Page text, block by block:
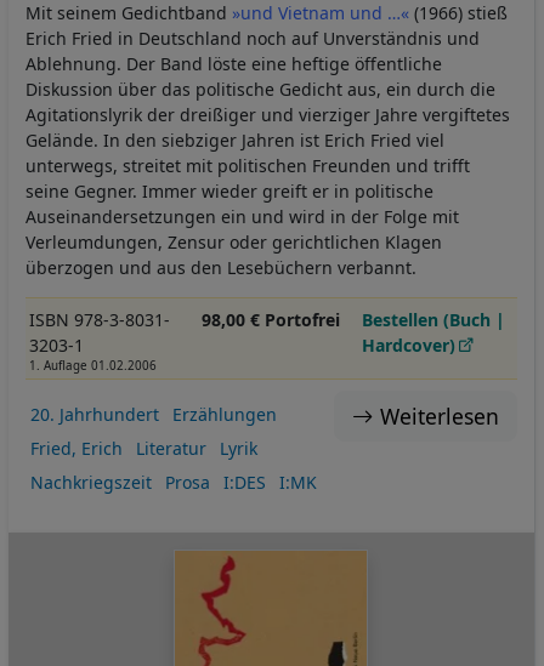
Mit seinem Gedichtband »und Vietnam und …« (1966) stieß
Erich Fried in Deutschland noch auf Unverständnis und
Ablehnung. Der Band löste eine heftige öffentliche
Diskussion über das politische Gedicht aus, ein durch die
Agitationslyrik der dreißiger und vierziger Jahre vergiftetes
Gelände. In den siebziger Jahren ist Erich Fried viel
unterwegs, streitet mit politischen Freunden und trifft
seine Gegner. Immer wieder greift er in politische
Auseinandersetzungen ein und wird in der Folge mit
Verleumdungen, Zensur oder gerichtlichen Klagen
überzogen und aus den Lesebüchern verbannt.
ISBN 978-3-8031-
3203-1
1. Auflage 01.02.2006
98,00 € Portofrei
Bestellen (Buch |
Hardcover)
Weiterlesen
20. Jahrhundert
Erzählungen
Fried, Erich
Literatur
Lyrik
Nachkriegszeit
Prosa I:DES I:MK